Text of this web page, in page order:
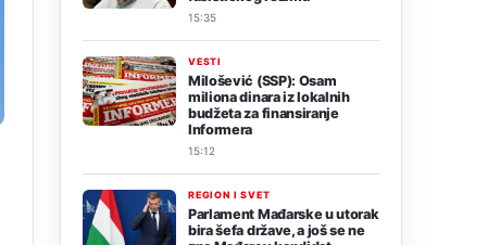
15:35
VESTI
Milošević (SSP): Osam
miliona dinara iz lokalnih
budžeta za finansiranje
Informera
15:12
REGION I SVET
Parlament Mađarske u utorak
bira šefa države, a još se ne